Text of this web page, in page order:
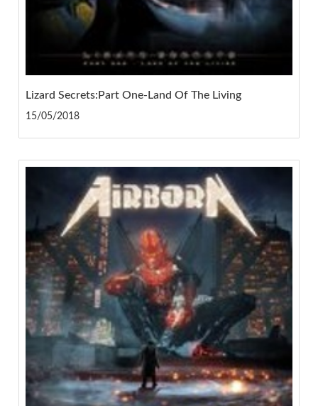
Lizard Secrets:Part One-Land Of The Living
15/05/2018